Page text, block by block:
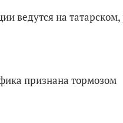
ведутся на татарском,
признана тормозом